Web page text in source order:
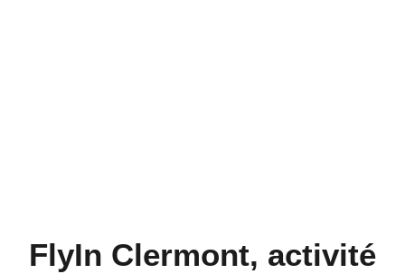
FlyIn Clermont, activité